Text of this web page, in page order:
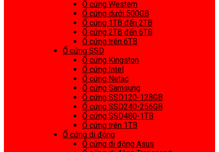
Ổ cứng Western
Ổ cứng dưới 500GB
Ổ cứng 1TB đến 2TB
Ổ cứng 2TB đến 6TB
Ổ cứng trên 6TB
Ổ cứng SSD
Ổ cứng Kingston
Ổ cứng Intel
Ổ cứng Netac
Ổ cứng Samsung
Ổ cứng SSD120-128GB
Ổ cứng SSD240-256GB
Ổ cứng SSD480-1TB
Ổ cứng trên 1TB
Ổ cứng di động
Ổ cứng di động Asus